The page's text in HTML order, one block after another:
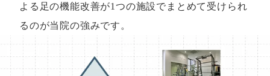
よる足の機能改善が1つの施設でまとめて受けられ
るのが当院の強みです。